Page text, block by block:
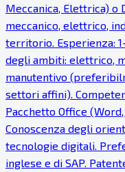
Meccanica, Elettrica) o
meccanico, elettrico,
territorio. Esperienza:
degli ambiti: elettrico,
manutentivo
settori affini).
Pacchetto Office
Conoscenza degli
tecnologie digitali.
inglese e di SAP.